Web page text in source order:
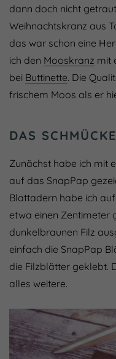
dann doch nicht
Weihnachtskranz aus
das war schon eine
ich den Mooskranz mit
bei Buttinette. Die
frischem Moos als er
DAS
Zunächst habe ich mit
auf das SnapPap
Blattadern habe ich
etwa einen Zentimeter
dunkelbraunen Filz
einfach die SnapPap
die Filzblätter geklebt.
alles weitere.